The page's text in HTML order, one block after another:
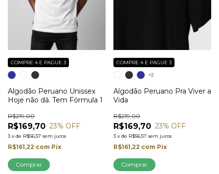
Algodão Peruano Unissex
Hoje não dá. Tem Fórmula 1
R$169,70
R$219,00
23% OFF
3 x de R$56,57 sem juros
COMPRE 4 E PAGUE 3
R$161,22 com Pix
Comprar
Algodão Peruano Pra Viver a
Vida
R$169,70
R$219,00
23% OFF
3 x de R$56,57 sem juros
COMPRE 4 E PAGUE 3
R$161,22 com Pix
+2
Comprar